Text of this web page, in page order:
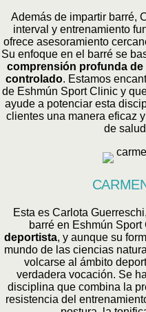
Además de impartir barré,
interval y entrenamiento
ofrece asesoramiento
Su enfoque en el barré se
comprensión profunda
controlado. Estamos
de Eshmún Sport Clinic y
ayude a potenciar esta
clientes una manera eficaz
de
Esta es Carlota
barré en Eshmún
deportista, y aunque su
mundo de las ciencias
volcarse al ámbito
verdadera vocación. Se ha
disciplina que combina la
resistencia del